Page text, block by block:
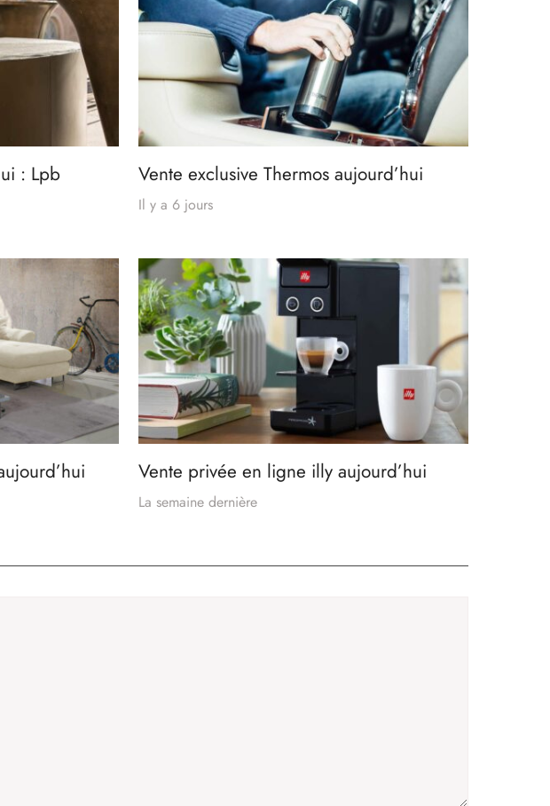
: Lpb
Vente exclusive Thermos aujourd’hui
Il y a 6 jours
Vente privée en ligne illy aujourd’hui
La semaine dernière